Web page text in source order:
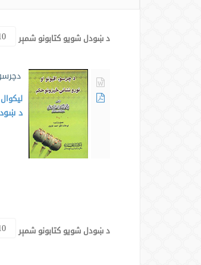
د ښودل شویو کتابونو شمېر
لیکوال
د
د ښودل شویو کتابونو شمېر